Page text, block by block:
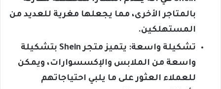
بالمتاجر الأخرى، مما يجعلها مغرية للعديد من
المستهلكين.
تشكيلة واسعة: يتميز متجر Shein بتشكيلة
واسعة من الملابس والإكسسوارات، ويمكن
للعملاء العثور على ما يلبي احتياجاتهم